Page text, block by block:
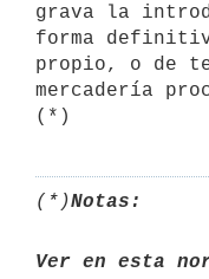
grava la
forma
propio, o de
mercadería
(*)Notas:
Ver en esta